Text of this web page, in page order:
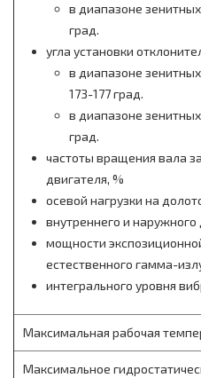
в диапазоне зенитных
град.
угла установки
в диапазоне зенитных
173-177 град.
в диапазоне зенитных
град.
частоты вращения вала
двигателя, %
осевой нагрузки на
внутреннего и наружного
мощности
естественного гамма-
интегрального уровня
Максимальная рабочая
Максимальное